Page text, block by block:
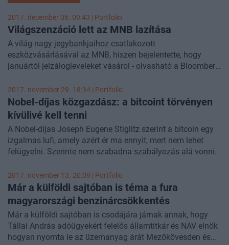
2017. december 06. 09:43 | Portfolio
Világszenzáció lett az MNB lazítása
A világ nagy jegybankjaihoz csatlakozott
eszközvásárlásával az MNB, hiszen bejelentette, hogy
januártól jelzálogleveleket vásárol - olvasható a Bloomberg
szakértők ingerküszöbét is elérte a magyar jegybank
lazítása, hiszen a hírügynökség hosszú elemzésben
foglalkozik a témával.
2017. november 29. 18:34 | Portfolio
Nobel-díjas közgazdász: a bitcoint törvényen
kívülivé kell tenni
A Nobel-díjas Joseph Eugene Stiglitz szerint a bitcoin egy
izgalmas lufi, amely azért ér ma ennyit, mert nem lehet
felügyelni. Szerinte nem szabadna szabályozás alá vonni.
2017. november 13. 20:09 | Portfolio
Már a külföldi sajtóban is téma a fura
magyarországi benzinárcsökkentés
Már a külföldi sajtóban is csodájára járnak annak, hogy
Tállai András adóügyekért felelős államtitkár és NAV elnök
hogyan nyomta le az üzemanyag árát Mezőkövesden és